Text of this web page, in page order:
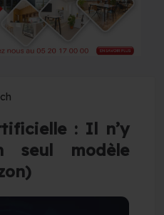
: Il n’y
seul modèle